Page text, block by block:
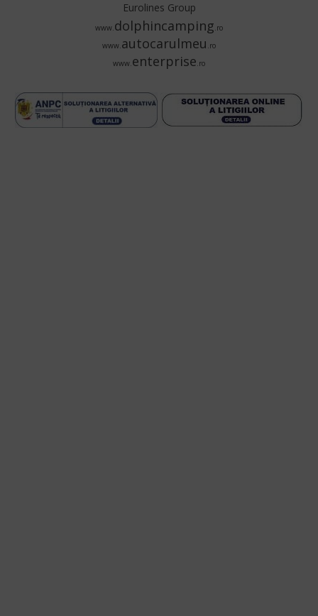
Eurolines Group
www.dolphincamping.ro
www.autocarulmeu .ro
www.enterprise.ro